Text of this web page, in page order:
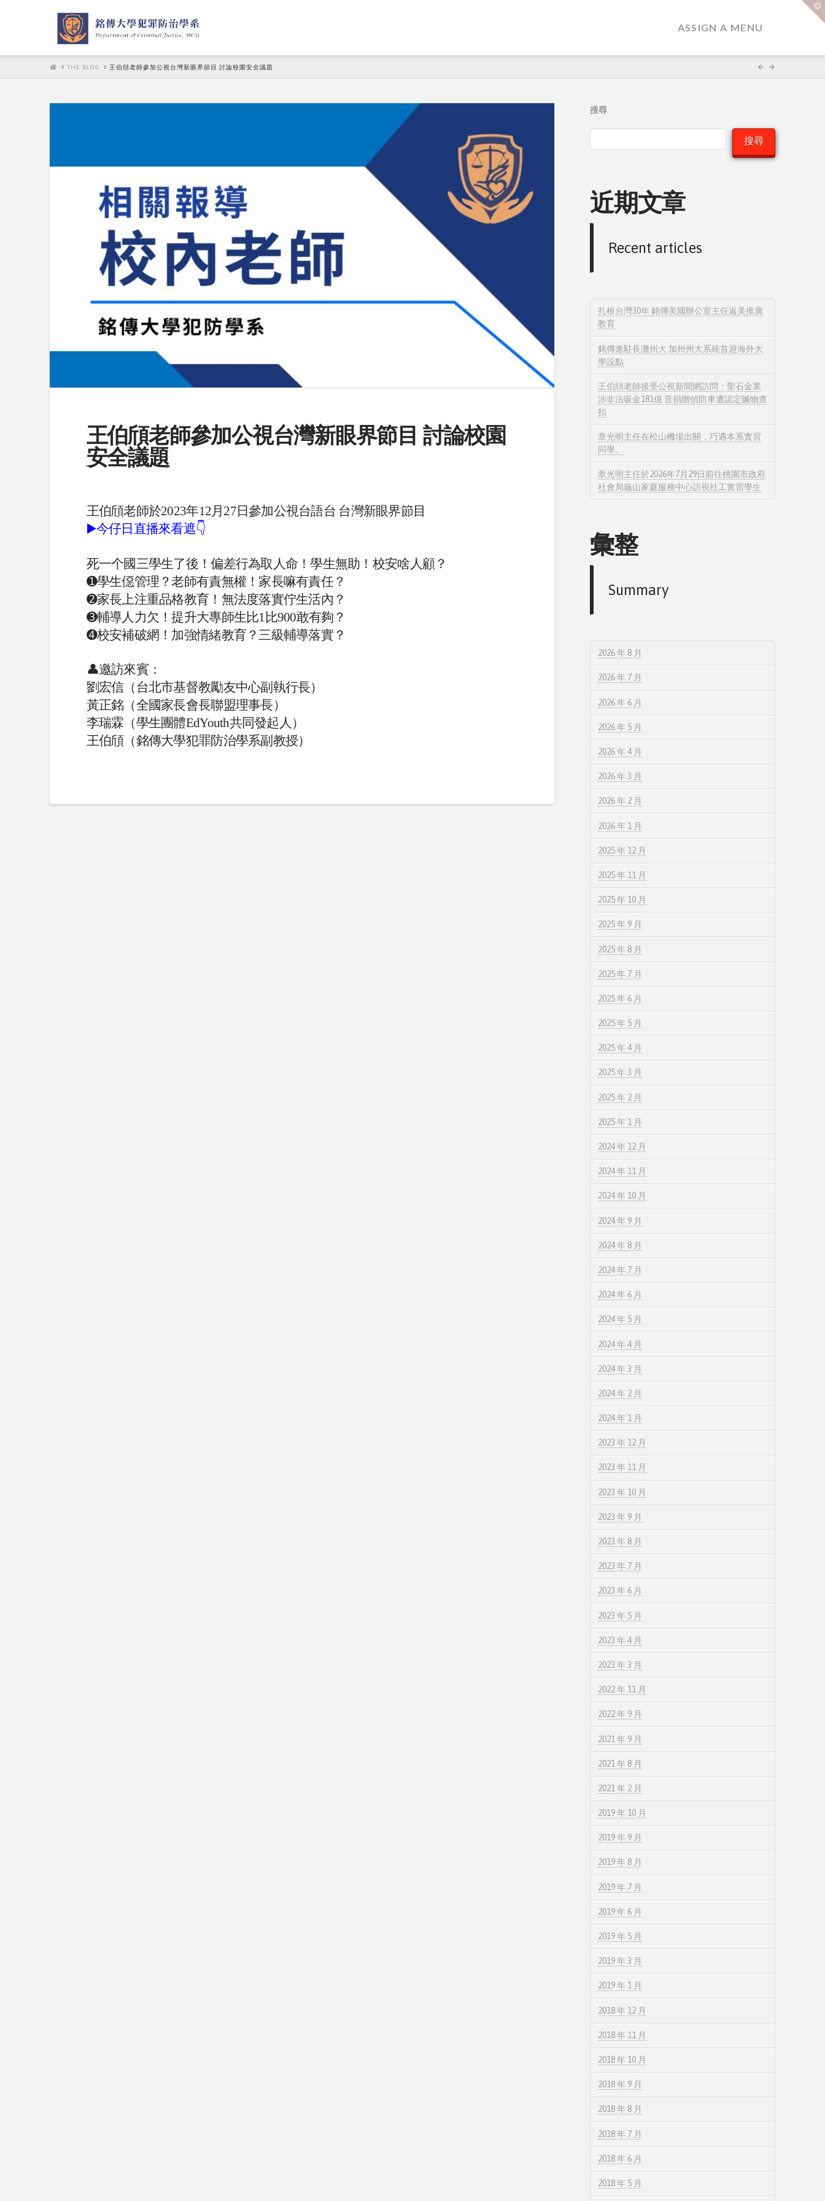
ASSIGN A MENU
HOMETHE BLOG 王伯頎老師參加公視台灣新眼界節目 討論校園安全議題
王伯頎老師參加公視台灣新眼界節目 討論校園
安全議題
王伯頎老師於2023年12月27日參加公視台語台 台灣新眼界節目
▶️今仔日直播來看遮👇
死一个國三學生了後！偏差行為取人命！學生無助！校安啥人顧？
➊學生僫管理？老師有責無權！家長嘛有責任？
➋家長上注重品格教育！無法度落實佇生活內？
➌輔導人力欠！提升大專師生比1比900敢有夠？
➍校安補破網！加強情緒教育？三級輔導落實？
👤邀訪來賓：
劉宏信（台北市基督教勵友中心副執行長）
黃正銘（全國家長會長聯盟理事長）
李瑞霖（學生團體EdYouth共同發起人）
王伯頎（銘傳大學犯罪防治學系副教授）
搜尋
搜尋
近期文章
Recent articles
扎根台灣30年 銘傳美國辦公室主任返美推廣
教育
銘傳進駐長灘州大 加州州大系統首迎海外大
學設點
王伯頎老師接受公視新聞網訪問：聖石金業
涉非法吸金181億 昔捐贈偵防車遭認定贓物查
扣
章光明主任在松山機場出關，巧遇本系實習
同學。
章光明主任於2026年7月29日前往桃園市政府
社會局龜山家庭服務中心訪視社工實習學生
彙整
Summary
2026 年 8 月
2026 年 7 月
2026 年 6 月
2026 年 5 月
2026 年 4 月
2026 年 3 月
2026 年 2 月
2026 年 1 月
2025 年 12 月
2025 年 11 月
2025 年 10 月
2025 年 9 月
2025 年 8 月
2025 年 7 月
2025 年 6 月
2025 年 5 月
2025 年 4 月
2025 年 3 月
2025 年 2 月
2025 年 1 月
2024 年 12 月
2024 年 11 月
2024 年 10 月
2024 年 9 月
2024 年 8 月
2024 年 7 月
2024 年 6 月
2024 年 5 月
2024 年 4 月
2024 年 3 月
2024 年 2 月
2024 年 1 月
2023 年 12 月
2023 年 11 月
2023 年 10 月
2023 年 9 月
2023 年 8 月
2023 年 7 月
2023 年 6 月
2023 年 5 月
2023 年 4 月
2023 年 3 月
2022 年 11 月
2022 年 9 月
2021 年 9 月
2021 年 8 月
2021 年 2 月
2019 年 10 月
2019 年 9 月
2019 年 8 月
2019 年 7 月
2019 年 6 月
2019 年 5 月
2019 年 3 月
2019 年 1 月
2018 年 12 月
2018 年 11 月
2018 年 10 月
2018 年 9 月
2018 年 8 月
2018 年 7 月
2018 年 6 月
2018 年 5 月